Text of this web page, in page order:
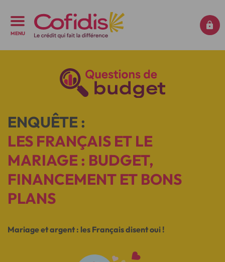
MENU
ENQUÊTE :
LES FRANÇAIS ET LE
MARIAGE : BUDGET,
FINANCEMENT ET BONS
PLANS
Mariage et argent : les Français disent oui !